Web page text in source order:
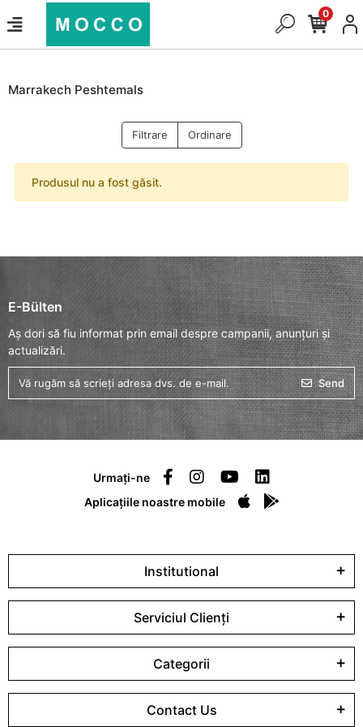
0
Marrakech Peshtemals
Filtrare Ordinare
Produsul nu a fost găsit.
E-Bülten
Aș dori să fiu informat prin email despre campanii, anunțuri și
actualizări.
Send
Urmați-ne
Aplicațiile noastre mobile
Institutional
Serviciul Clienți
Categorii
Contact Us